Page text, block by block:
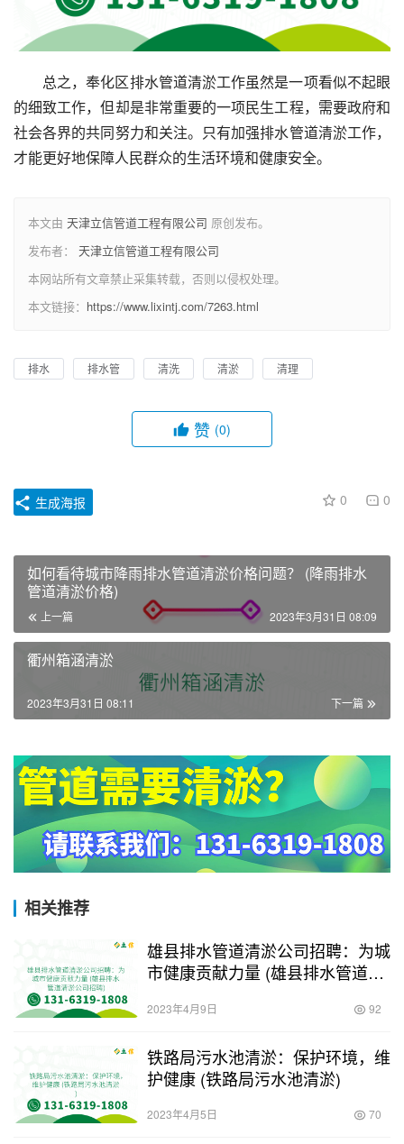
总之，奉化区排水管道清淤工作虽然是一项看似不起眼
的细致工作，但却是非常重要的一项民生工程，需要政府和
社会各界的共同努力和关注。只有加强排水管道清淤工作，
才能更好地保障人民群众的生活环境和健康安全。
本文由 天津立信管道工程有限公司 原创发布。
发布者： 天津立信管道工程有限公司
本网站所有文章禁止采集转载，否则以侵权处理。
本文链接： https://www.lixintj.com/7263.html
排水 排水管 清洗 清淤 清理
赞 (0)
0 0
生成海报
如何看待城市降雨排水管道清淤价格问题？ (降雨排水
管道清淤价格)
上一篇 2023年3月31日 08:09
衢州箱涵清淤
下一篇
2023年3月31日 08:11
相关推荐
雄县排水管道清淤公司招聘：为城
市健康贡献力量 (雄县排水管道清
2023年4月9日 92
铁路局污水池清淤：保护环境，维
护健康 (铁路局污水池清淤)
2023年4月5日 70